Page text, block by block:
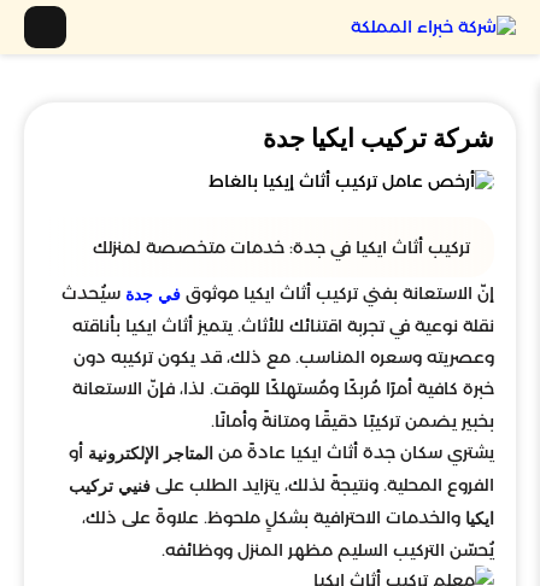
شركة تركيب ايكيا جدة
تركيب أثاث ايكيا في جدة: خدمات متخصصة لمنزلك
إنّ الاستعانة بفني تركيب أثاث ايكيا موثوق في جدة سيُحدث
نقلة نوعية في تجربة اقتنائك للأثاث. يتميز أثاث ايكيا بأناقته
وعصريته وسعره المناسب. مع ذلك، قد يكون تركيبه دون
خبرة كافية أمرًا مُربكًا ومُستهلكًا للوقت. لذا، فإنّ الاستعانة
بخبير يضمن تركيبًا دقيقًا ومتانةً وأمانًا.
يشتري سكان جدة أثاث ايكيا عادةً من المتاجر الإلكترونية أو
الفروع المحلية. ونتيجةً لذلك، يتزايد الطلب على فنيي تركيب
ايكيا والخدمات الاحترافية بشكلٍ ملحوظ. علاوةً على ذلك،
يُحسّن التركيب السليم مظهر المنزل ووظائفه.